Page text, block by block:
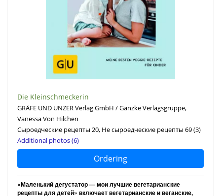
Die Kleinschmeckerin
GRÄFE UND UNZER Verlag GmbH / Ganzke Verlagsgruppe,
Vanessa Von Hilchen
Сыроедческие рецепты 20, Не сыроедческие рецепты 69(3)
Additional photos (6)
Ordering
«Маленький дегустатор — мои лучшие вегетарианские
рецепты для детей» включает вегетарианские и веганские,